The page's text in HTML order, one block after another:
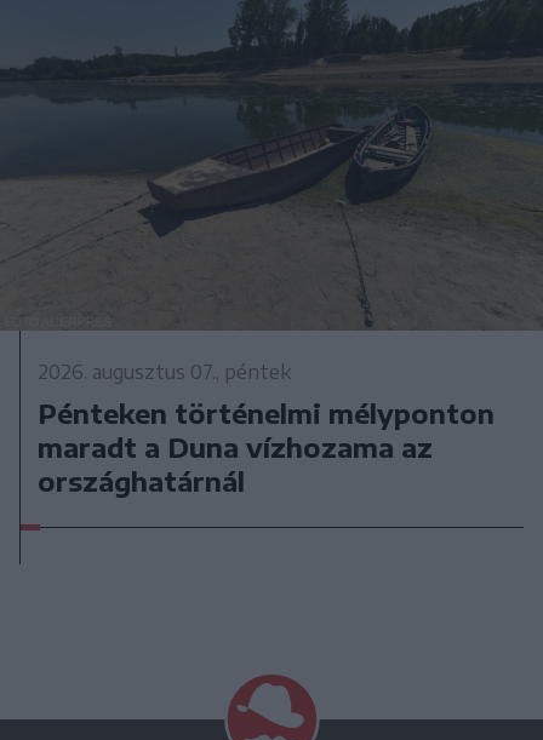
2026. augusztus 07., péntek
Pénteken történelmi mélyponton
maradt a Duna vízhozama az
országhatárnál